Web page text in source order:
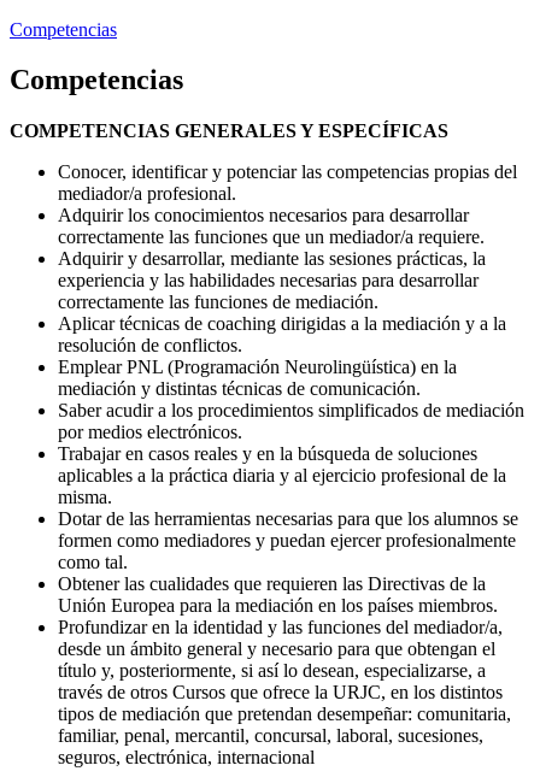
Competencias
Competencias
COMPETENCIAS GENERALES Y ESPECÍFICAS
Conocer, identificar y potenciar las competencias propias del
mediador/a profesional.
Adquirir los conocimientos necesarios para desarrollar
correctamente las funciones que un mediador/a requiere.
Adquirir y desarrollar, mediante las sesiones prácticas, la
experiencia y las habilidades necesarias para desarrollar
correctamente las funciones de mediación.
Aplicar técnicas de coaching dirigidas a la mediación y a la
resolución de conflictos.
Emplear PNL (Programación Neurolingüística) en la
mediación y distintas técnicas de comunicación.
Saber acudir a los procedimientos simplificados de mediación
por medios electrónicos.
Trabajar en casos reales y en la búsqueda de soluciones
aplicables a la práctica diaria y al ejercicio profesional de la
misma.
Dotar de las herramientas necesarias para que los alumnos se
formen como mediadores y puedan ejercer profesionalmente
como tal.
Obtener las cualidades que requieren las Directivas de la
Unión Europea para la mediación en los países miembros.
Profundizar en la identidad y las funciones del mediador/a,
desde un ámbito general y necesario para que obtengan el
título y, posteriormente, si así lo desean, especializarse, a
través de otros Cursos que ofrece la URJC, en los distintos
tipos de mediación que pretendan desempeñar: comunitaria,
familiar, penal, mercantil, concursal, laboral, sucesiones,
seguros, electrónica, internacional